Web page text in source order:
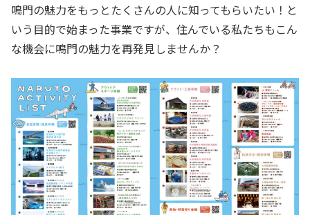
鳴門の魅力をもっとたくさんの人に知ってもらいたい！と
いう目的で始まった事業ですが、住んでいる私たちもこん
な機会に鳴門の魅力を再発見しませんか？